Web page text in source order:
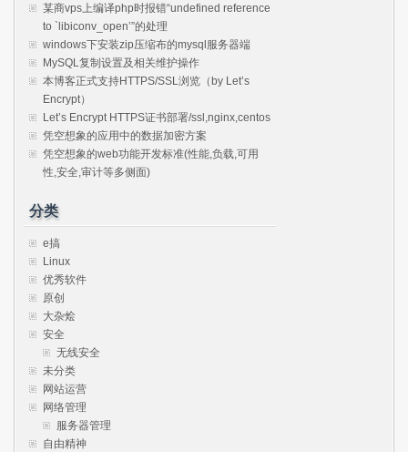
某商vps上编译php时报错“undefined reference
to `libiconv_open’”的处理
windows下安装zip压缩布的mysql服务器端
MySQL复制设置及相关维护操作
本博客正式支持HTTPS/SSL浏览（by Let’s
Encrypt）
Let’s Encrypt HTTPS证书部署/ssl,nginx,centos
凭空想象的应用中的数据加密方案
凭空想象的web功能开发标准(性能,负载,可用
性,安全,审计等多侧面)
分类
e搞
Linux
优秀软件
原创
大杂烩
安全
无线安全
未分类
网站运营
网络管理
服务器管理
自由精神